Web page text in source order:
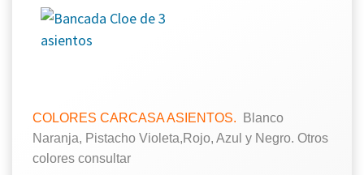
COLORES CARCASA ASIENTOS.
Blanco
Naranja, Pistacho Violeta,Rojo, Azul y Negro. Otros
colores consultar